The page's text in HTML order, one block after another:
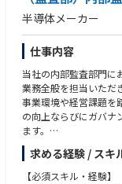
Rapidus株式会社の特徴
〇IBMとの技術提携
Rapidusは2nmプロセ
す。
同社の研究者及び技術
ーヨーク州アルバニー
日本国内技術に留まら
〇imecとの連携
ベルギーに本拠を置く
結。欧州半導体エコシ
にEUV技術へのアク
・DevSecOps、開発環
・英語一次情報（ドキ
・クラウド／セキュリ
・千歳地区で勤務でき
【求める人物像】
・技術を深く理解し、
・アラートを「処理」
・新しい技術・製品を
・主体性をもって、前
半導体メーカー
仕事内容
当社の内部監査部門に
業務全般を担当いただ
事業環境や経営課題を
の向上ならびにガバナ
ます。
【主な業務内容】
・業務監査、テーマ
求める経験 / スキ
【必須スキル・経験】